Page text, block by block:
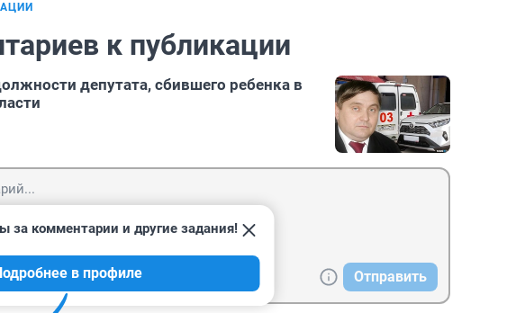
к публикации
депутата, сбившего ребенка в
Отправить
за комментарии и другие задания!
в профиле